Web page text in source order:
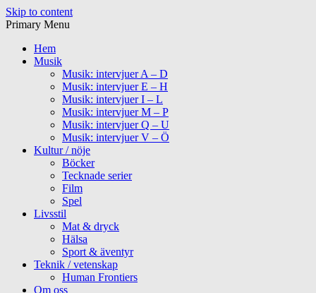
Skip to content
Primary Menu
Hem
Musik
Musik: intervjuer A – D
Musik: intervjuer E – H
Musik: intervjuer I – L
Musik: intervjuer M – P
Musik: intervjuer Q – U
Musik: intervjuer V – Ö
Kultur / nöje
Böcker
Tecknade serier
Film
Spel
Livsstil
Mat & dryck
Hälsa
Sport & äventyr
Teknik / vetenskap
Human Frontiers
Om oss